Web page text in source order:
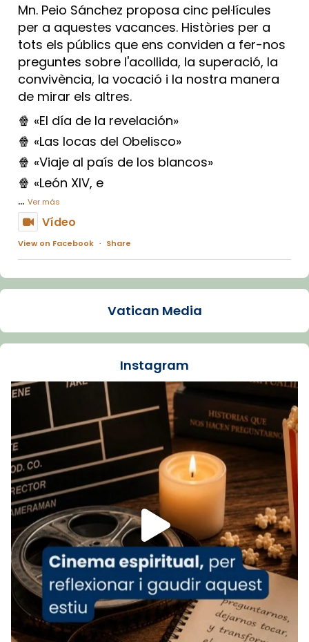
Mn. Peio Sánchez proposa cinc pel·lícules
per a aquestes vacances. Històries per a
tots els públics que ens conviden a fer-nos
preguntes sobre l'acollida, la superació, la
convivència, la vocació i la nostra manera
de mirar els altres.
🍿 «El día de la revelación»
🍿 «Las locas del Obelisco»
🍿 «Viaje al país de los blancos»
🍿 «León XIV, e
... Ver más
Vídeo
View on Facebook · Share
Arquebisbat de Barcelona
La Carmina va patir depressió. Fa gairebé
dos mesos, a l'Estadi Lluís Companys, la
Recupera l'entrevista comp
Vatican
tican News 👇
www.vaticannews.va/es/iglesia/news/2026-
07/carmina-historia-depresion-papa-viaje-
espana-testimoni...
Foto
View on Facebook · Share
Arquebisbat de Barcelona
2 weeks ago
«Avui les santes Juliana i Semproniana ens
ajuden a alçar la mirada»
Mons. Sergi Gordo, bisbe de Tortosa, ha
Vatican Media
Instagram